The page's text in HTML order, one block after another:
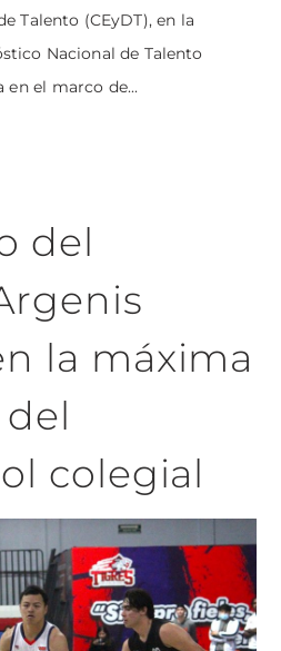
Talento (CEyDT), en la
Nacional de Talento
en el marco de...
del
la máxima
colegial